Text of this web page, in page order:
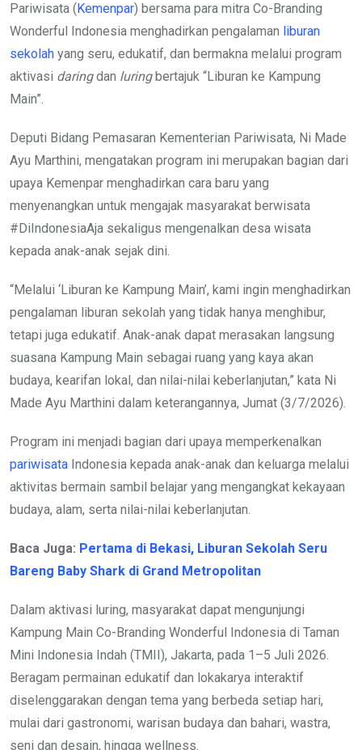
Pariwisata (Kemenpar) bersama para mitra Co-Branding
Wonderful Indonesia menghadirkan pengalaman liburan
sekolah yang seru, edukatif, dan bermakna melalui program
aktivasi daringdan luringbertajuk “Liburan ke Kampung
Main”.
Deputi Bidang Pemasaran Kementerian Pariwisata, Ni Made
Ayu Marthini, mengatakan program ini merupakan bagian dari
upaya Kemenpar menghadirkan cara baru yang
menyenangkan untuk mengajak masyarakat berwisata
#DiIndonesiaAja sekaligus mengenalkan desa wisata
kepada anak-anak sejak dini.
“Melalui ‘Liburan ke Kampung Main’, kami ingin menghadirkan
pengalaman liburan sekolah yang tidak hanya menghibur,
tetapi juga edukatif. Anak-anak dapat merasakan langsung
suasana Kampung Main sebagai ruang yang kaya akan
budaya, kearifan lokal, dan nilai-nilai keberlanjutan,” kata Ni
Made Ayu Marthini dalam keterangannya, Jumat (3/7/2026).
Program ini menjadi bagian dari upaya memperkenalkan
pariwisata Indonesia kepada anak-anak dan keluarga melalui
aktivitas bermain sambil belajar yang mengangkat kekayaan
budaya, alam, serta nilai-nilai keberlanjutan.
Baca Juga: Pertama di Bekasi, Liburan Sekolah Seru
Bareng Baby Shark di Grand Metropolitan
Dalam aktivasi luring, masyarakat dapat mengunjungi
Kampung Main Co-Branding Wonderful Indonesia di Taman
Mini Indonesia Indah (TMII), Jakarta, pada 1–5 Juli 2026.
Beragam permainan edukatif dan lokakarya interaktif
diselenggarakan dengan tema yang berbeda setiap hari,
mulai dari gastronomi, warisan budaya dan bahari, wastra,
seni dan desain, hingga wellness.